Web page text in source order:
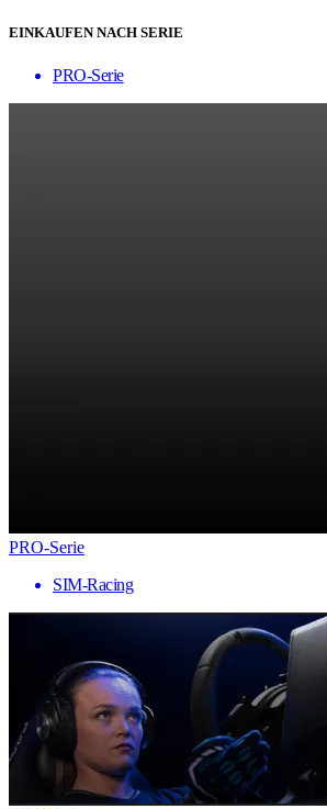
EINKAUFEN NACH SERIE
PRO-Serie
PRO-Serie
SIM-Racing